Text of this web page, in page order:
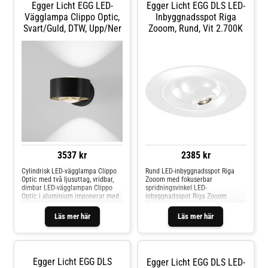
många olika inredningsstilar. En
LED-drivare är integrerad.
Egger Licht EGG LED-
Vägglampa Clippo Optic,
Svart/guld, DTW, Upp/ner
3537 kr
Läs mer här
Cylindrisk LED-vägglampa Clippo
Optic med två ljusuttag, vridbar,
dimbar LED-vägglampan Clippo
Optic i aluminium imponerar med
sin elegans och tekniska
flexibilitet. Två LED-ljuskällor är
installerade bakom klara linser i
det cylindriska huvudet, och ljuset
behov. Ljusstyrkan kan regleras
Egger Licht EGG DLS LED-
Inbyggnadsspot Riga
Zooom, Rund, Vit 2.700K
2385 kr
Läs mer här
Rund LED-inbyggnadsspot Riga
Zooom med fokuserbar
spridningsvinkel LED-
inbyggnadsspot Riga Zooom
imponerar med sin flexibilitet. Den
infällda spoten kan fokusera på
specifika objekt eftersom den kan
vridas upp till 30° i alla riktningar
15° till 60°. Ramen på
Egger Licht EGG DLS
Egger Licht EGG DLS LED-